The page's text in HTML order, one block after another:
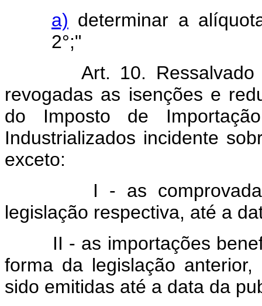
a) determinar a
2°;"
Art. 10.
revogadas as isenções e
do Imposto de
Industrializados incidente
exceto:
I - as
legislação respectiva, até a
II - as importações
forma da legislação
sido emitidas até a data da